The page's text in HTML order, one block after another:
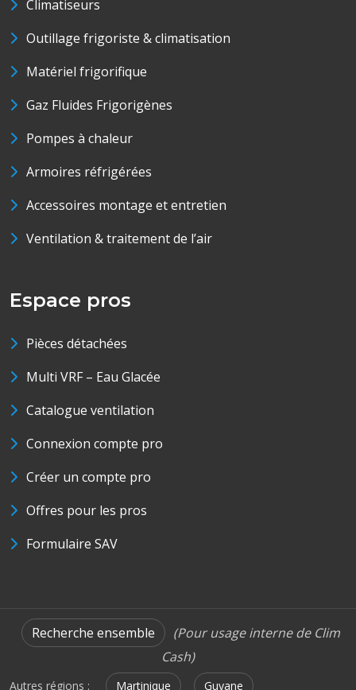
Climatiseurs
Outillage frigoriste & climatisation
Matériel frigorifique
Gaz Fluides Frigorigènes
Pompes à chaleur
Armoires réfrigérées
Accessoires montage et entretien
Ventilation & traitement de l’air
Espace pros
Pièces détachées
Multi VRF – Eau Glacée
Catalogue ventilation
Connexion compte pro
Créer un compte pro
Offres pour les pros
Formulaire SAV
Recherche ensemble
(Pour usage interne de Clim
Cash)
Autres régions : Martinique Guyane